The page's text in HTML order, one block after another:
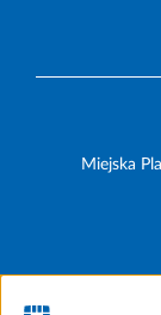
Miejska